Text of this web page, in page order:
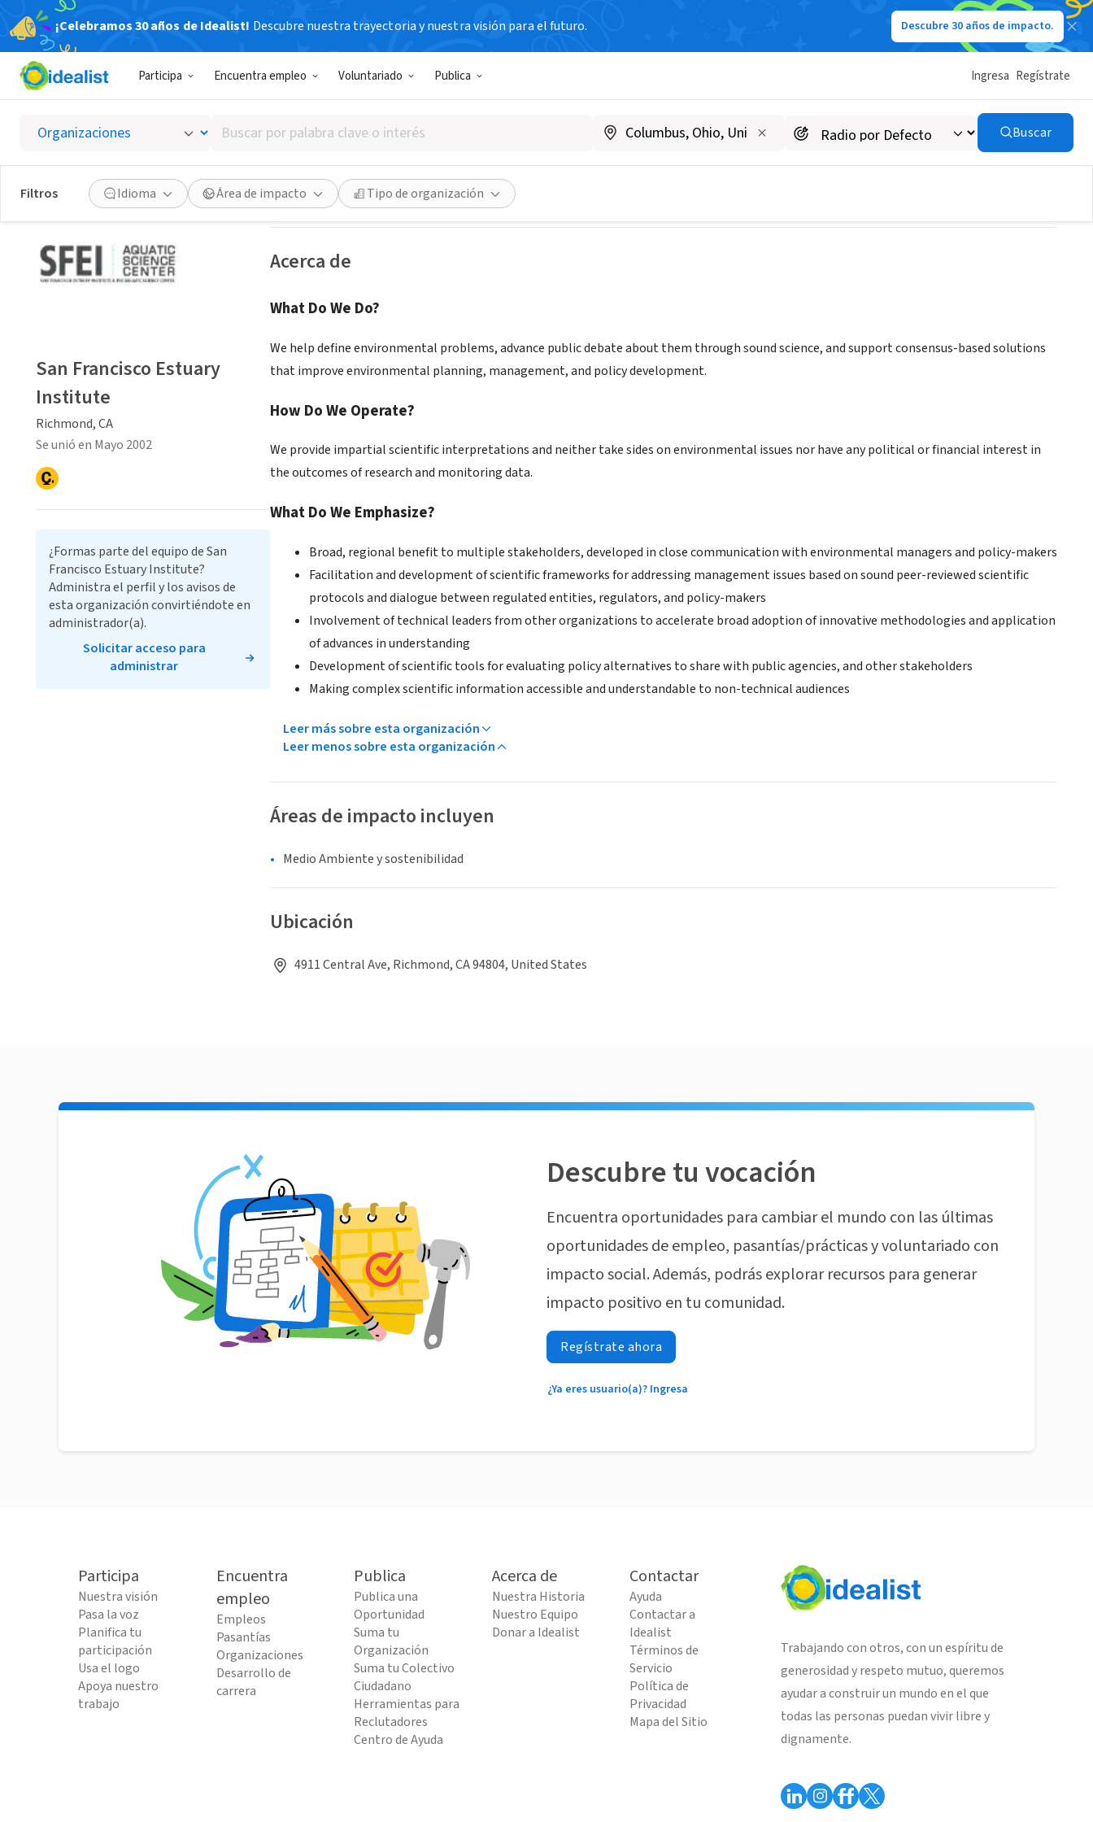
¡Celebramos 30 años de Idealist! Descubre nuestra trayectoria y nuestra visión para el futuro. Descubre 30 años de impacto.
Participa Encuentra empleo Voluntariado Publica Ingresa Regístrate
Buscar
por
palabra
clave
o
interés
Buscar
Filtros Idioma Área de impacto Tipo de organización
San Francisco Estuary Institute
Richmond, CA|www.sfei.org
Guardar Compartir
Acerca de
What Do We Do?
We help define environmental problems, advance public debate about them through sound science, and support consensus-based solutions
that improve environmental planning, management, and policy development.
How Do We Operate?
We provide impartial scientific interpretations and neither take sides on environmental issues nor have any political or financial interest in
the outcomes of research and monitoring data.
What Do We Emphasize?
Broad, regional benefit to multiple stakeholders, developed in close communication with environmental managers and policy-makers
Facilitation and development of scientific frameworks for addressing management issues based on sound peer-reviewed scientific
protocols and dialogue between regulated entities, regulators, and policy-makers
Involvement of technical leaders from other organizations to accelerate broad adoption of innovative methodologies and application
of advances in understanding
Development of scientific tools for evaluating policy alternatives to share with public agencies, and other stakeholders
Making complex scientific information accessible and understandable to non-technical audiences
Leer más sobre esta organización
Leer menos sobre esta organización
Áreas de impacto incluyen
Medio Ambiente y sostenibilidad
Ubicación
4911 Central Ave, Richmond, CA 94804, United States
San Francisco Estuary
Institute
Richmond, CA
Se unió en Mayo 2002
¿Formas parte del equipo de San
Francisco Estuary Institute?
Administra el perfil y los avisos de
esta organización convirtiéndote en
administrador(a).
Solicitar acceso para
administrar
Descubre tu vocación
Encuentra oportunidades para cambiar el mundo con las últimas
oportunidades de empleo, pasantías/prácticas y voluntariado con
impacto social. Además, podrás explorar recursos para generar
impacto positivo en tu comunidad.
Regístrate ahora
¿Ya eres usuario(a)? Ingresa
Participa
Nuestra visión
Pasa la voz
Planifica tu
participación
Usa el logo
Apoya nuestro
trabajo
Encuentra
empleo
Empleos
Pasantías
Organizaciones
Desarrollo de
carrera
Publica
Publica una
Oportunidad
Suma tu
Organización
Suma tu Colectivo
Ciudadano
Herramientas para
Reclutadores
Centro de Ayuda
Acerca de
Nuestra Historia
Nuestro Equipo
Donar a Idealist
Contactar
Ayuda
Contactar a
Idealist
Términos de
Servicio
Política de
Privacidad
Mapa del Sitio
Trabajando con otros, con un espíritu de
generosidad y respeto mutuo, queremos
ayudar a construir un mundo en el que
todas las personas puedan vivir libre y
dignamente.